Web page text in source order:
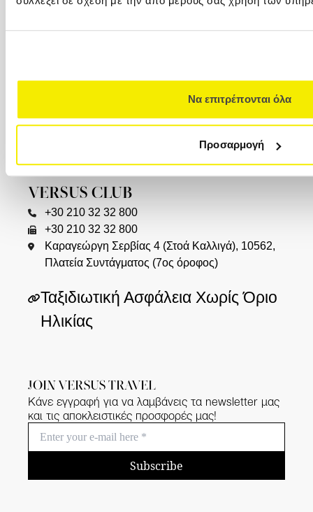
Να επιτρέπονται όλα
Προσαρμογή
+30 2310 23 0777
Versus Travel Cyprus Ltd. (VTC) Λεωφ.
Αρχιεπισκόπου Μακαρίου Γ΄ 82Ε 1077
VERSUS CLUB
+30 210 32 32 800
+30 210 32 32 800
Καραγεώργη Σερβίας 4 (Στοά Καλλιγά), 10562,
Πλατεία Συντάγματος (7ος όροφος)
Ταξιδιωτική Ασφάλεια Χωρίς Όριο
Ηλικίας
JOIN VERSUS TRAVEL
Κάνε εγγραφή για να λαμβάνεις τα newsletter μας
και τις αποκλειστικές προσφορές μας!
Subscribe